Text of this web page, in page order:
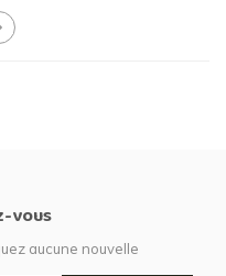
vous
aucune nouvelle